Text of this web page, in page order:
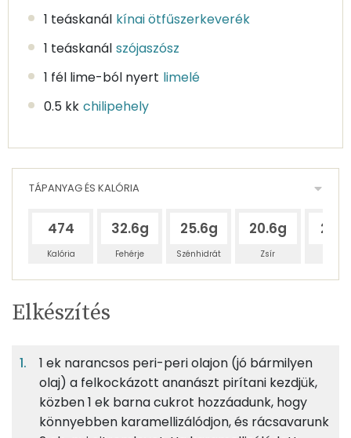
1 teáskanál kínai ötfűszerkeverék
1 teáskanál szójaszósz
1 fél lime-ból nyert limelé
0.5 kk chilipehely
TÁPANYAG ÉS KALÓRIA
474
Kalória
32.6g
Fehérje
25.6g
Szénhidrát
20.6g
Zsír
Egy
adagban
11%
Fehérje
9%
Szénhidrát
7%
Zsír
133g csirkemellfilé
160 kcal
TÁPANYAGTARTALOM
Egy
adagban
3
adagban
100
grammban
11%
9%
7%
73%
Elkészítés
1 ek narancsos peri-peri olajon (jó bármilyen
olaj) a felkockázott ananászt pirítani kezdjük,
közben 1 ek barna cukrot hozzáadunk, hogy
könnyebben karamellizálódjon, és rácsavarunk